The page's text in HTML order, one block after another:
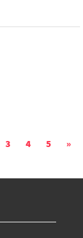
3 4 5 »